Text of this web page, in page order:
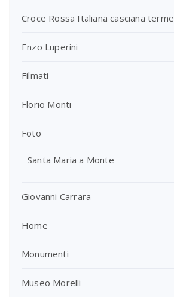
Croce Rossa Italiana casciana terme
Enzo Luperini
Filmati
Florio Monti
Foto
Santa Maria a Monte
Giovanni Carrara
Home
Monumenti
Museo Morelli